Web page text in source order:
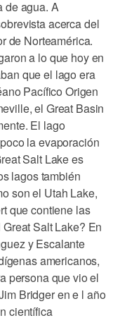
de agua. A
acerca del
de Norteamérica.
a lo que hoy en
que el lago era
Pacífico Origen
el Great Basin
El lago
la evaporación
Salt Lake es
lagos también
son el Utah Lake,
que contiene las
Salt Lake? En
y Escalante
americanos,
persona que vio el
Bridger en e l año
científica